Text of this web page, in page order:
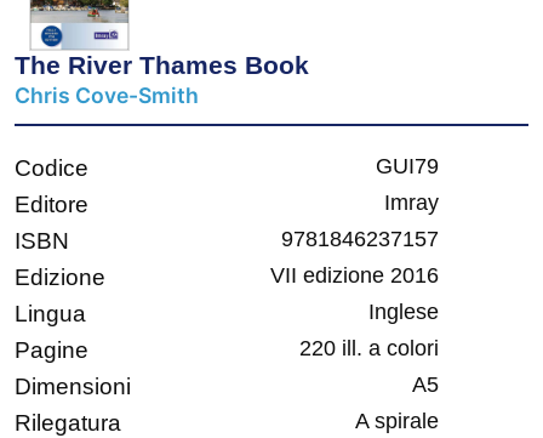
The River Thames Book
Chris Cove-Smith
Codice GUI79
Editore Imray
ISBN 9781846237157
Edizione VII edizione 2016
Lingua Inglese
Pagine 220 ill. a colori
Dimensioni A5
Rilegatura A spirale